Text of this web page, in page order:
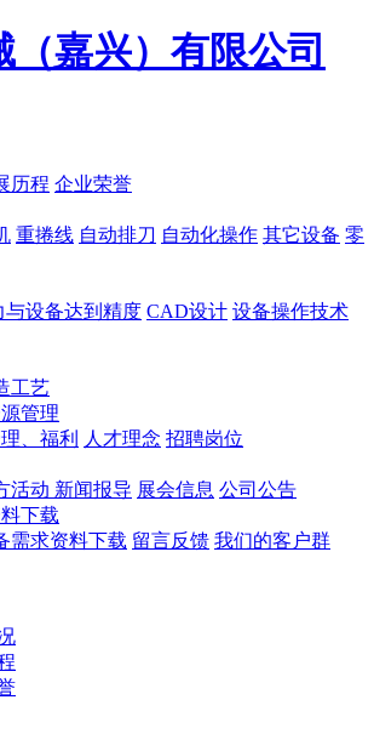
历程 企业荣誉
重捲线 自动排刀 自动化操作 其它设备 零
与设备达到精度 CAD设计 设备操作技术
工艺
管理
、福利
人才理念 招聘岗位
活动 新闻报导 展会信息 公司公告
下载
需求资料下载 留言反馈 我们的客户群